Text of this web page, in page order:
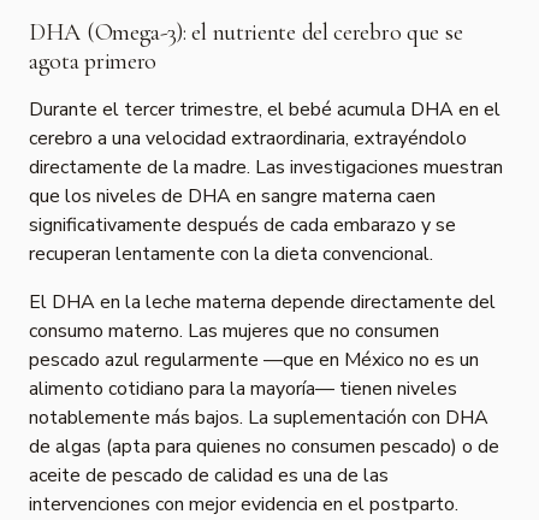
DHA (Omega-3): el nutriente del cerebro que se
agota primero
Durante el tercer trimestre, el bebé acumula DHA en el
cerebro a una velocidad extraordinaria, extrayéndolo
directamente de la madre. Las investigaciones muestran
que los niveles de DHA en sangre materna caen
significativamente después de cada embarazo y se
recuperan lentamente con la dieta convencional.
El DHA en la leche materna depende directamente del
consumo materno. Las mujeres que no consumen
pescado azul regularmente —que en México no es un
alimento cotidiano para la mayoría— tienen niveles
notablemente más bajos. La suplementación con DHA
de algas (apta para quienes no consumen pescado) o de
aceite de pescado de calidad es una de las
intervenciones con mejor evidencia en el postparto.